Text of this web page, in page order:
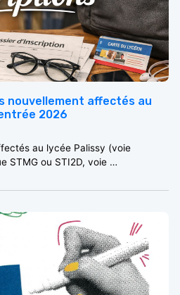
nouvellement affectés au
2026
au lycée Palissy (voie
STMG ou STI2D, voie …